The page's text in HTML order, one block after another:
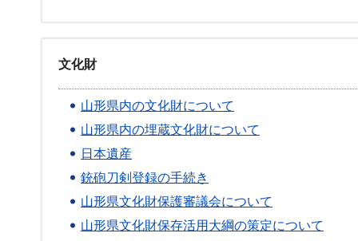
文化財
山形県内の文化財について
山形県内の埋蔵文化財について
日本遺産
銃砲刀剣登録の手続き
山形県文化財保護審議会について
山形県文化財保存活用大綱の策定について